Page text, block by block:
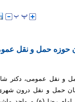
حوزه حمل و نقل
نی ریز همزمان با ۲۶ آذر ماه روز حمل و نقل
حمل و نقل درون